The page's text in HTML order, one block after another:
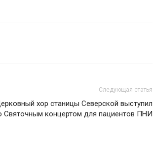
Следующая статья
хор станицы Северской выступил
Святочным концертом для пациентов ПНИ